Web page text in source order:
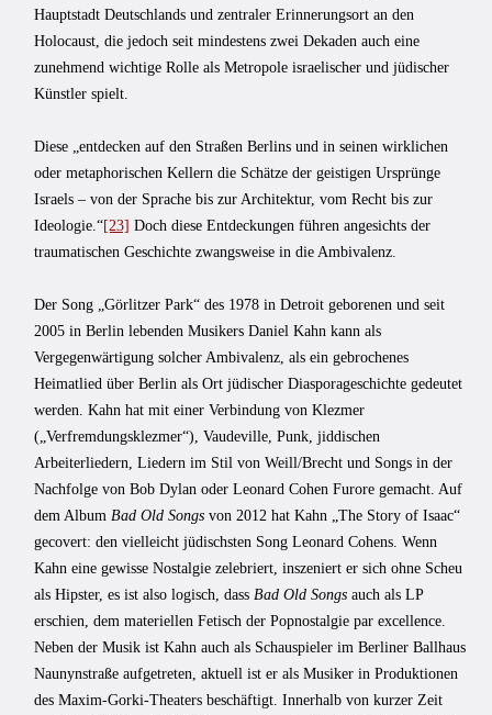
Hauptstadt Deutschlands und zentraler Erinnerungsort an den
Holocaust, die jedoch seit mindestens zwei Dekaden auch eine
zunehmend wichtige Rolle als Metropole israelischer und jüdischer
Künstler spielt.
Diese „entdecken auf den Straßen Berlins und in seinen wirklichen
oder metaphorischen Kellern die Schätze der geistigen Ursprünge
Israels – von der Sprache bis zur Architektur, vom Recht bis zur
Ideologie.“[23] Doch diese Entdeckungen führen angesichts der
traumatischen Geschichte zwangsweise in die Ambivalenz.
Der Song „Görlitzer Park“ des 1978 in Detroit geborenen und seit
2005 in Berlin lebenden Musikers Daniel Kahn kann als
Vergegenwärtigung solcher Ambivalenz, als ein gebrochenes
Heimatlied über Berlin als Ort jüdischer Diasporageschichte gedeutet
werden. Kahn hat mit einer Verbindung von Klezmer
(„Verfremdungsklezmer“), Vaudeville, Punk, jiddischen
Arbeiterliedern, Liedern im Stil von Weill/Brecht und Songs in der
Nachfolge von Bob Dylan oder Leonard Cohen Furore gemacht. Auf
dem Album Bad Old Songs von 2012 hat Kahn „The Story of Isaac“
gecovert: den vielleicht jüdischsten Song Leonard Cohens. Wenn
Kahn eine gewisse Nostalgie zelebriert, inszeniert er sich ohne Scheu
als Hipster, es ist also logisch, dass Bad Old Songs auch als LP
erschien, dem materiellen Fetisch der Popnostalgie par excellence.
Neben der Musik ist Kahn auch als Schauspieler im Berliner Ballhaus
Naunynstraße aufgetreten, aktuell ist er als Musiker in Produktionen
des Maxim-Gorki-Theaters beschäftigt. Innerhalb von kurzer Zeit